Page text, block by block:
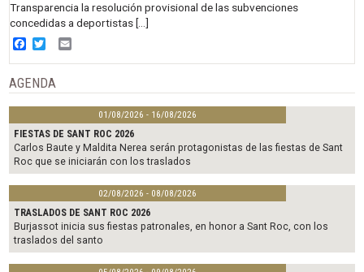
Transparencia la resolución provisional de las subvenciones
concedidas a deportistas […]
Facebook
Twitter
AGENDA
01/08/2026 - 16/08/2026
FIESTAS DE SANT ROC 2026
Carlos Baute y Maldita Nerea serán protagonistas de las fiestas de Sant
Roc que se iniciarán con los traslados
02/08/2026 - 08/08/2026
TRASLADOS DE SANT ROC 2026
Burjassot inicia sus fiestas patronales, en honor a Sant Roc, con los
traslados del santo